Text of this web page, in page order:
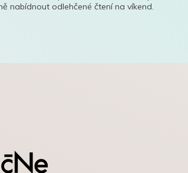
nabídnout odlehčené čtení na víkend.